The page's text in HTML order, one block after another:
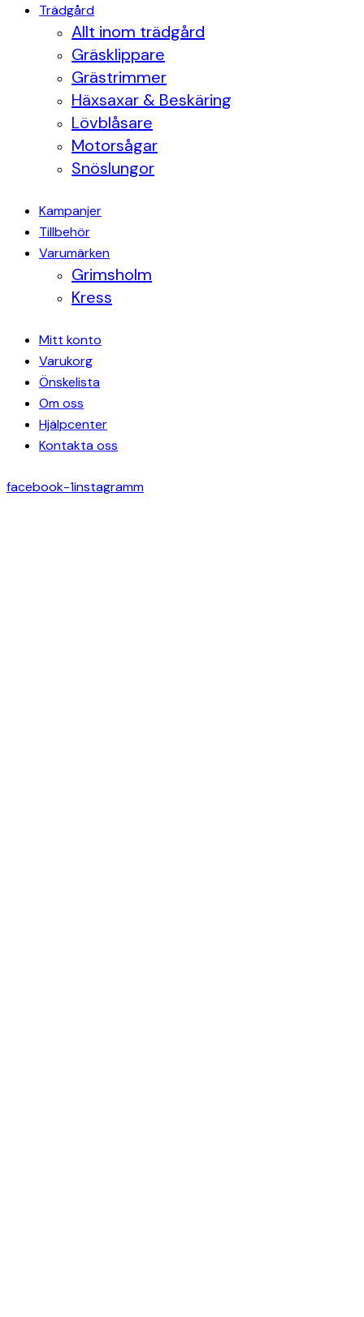
Trädgård
Allt inom trädgård
Gräsklippare
Grästrimmer
Häxsaxar & Beskäring
Lövblåsare
Motorsågar
Snöslungor
Kampanjer
Tillbehör
Varumärken
Grimsholm
Kress
Mitt konto
Varukorg
Önskelista
Om oss
Hjälpcenter
Kontakta oss
facebook-1instagramm